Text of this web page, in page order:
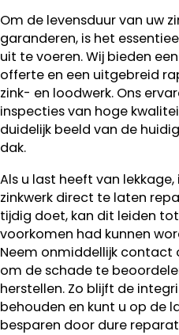
Om de levensduur van uw
garanderen, is het
uit te voeren. Wij bieden
offerte en een uitgebreid
zink- en loodwerk. Ons
inspecties van hoge
duidelijk beeld van de
dak.
Als u last heeft van
zinkwerk direct te laten
tijdig doet, kan dit leiden
voorkomen had kunnen
Neem onmiddellijk contact
om de schade te
herstellen. Zo blijft de
behouden en kunt u op de
besparen door dure